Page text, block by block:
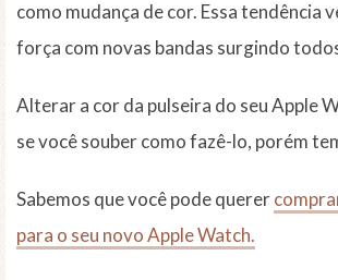
como mudança de cor. Essa tendência
força com novas bandas surgindo
Alterar a cor da pulseira do seu Apple
se você souber como fazê-lo, porém
Sabemos que você pode querer
para o seu novo Apple Watch.